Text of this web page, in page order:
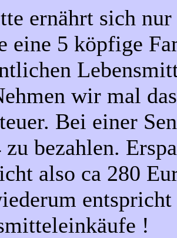
ernährt sich
eine 5 köpfige
wir mal
Bei einer
zu bezahlen.
also ca 280
!